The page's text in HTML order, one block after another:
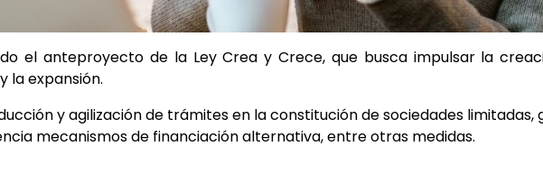
el anteproyecto de la Ley Crea y Crece, que busca impulsar la
la expansión.
y agilización de trámites en la constitución de sociedades limitadas,
mecanismos de financiación alternativa, entre otras medidas.